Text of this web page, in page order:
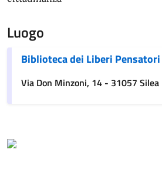
Luogo
Biblioteca dei Liberi Pensatori
Via Don Minzoni, 14 - 31057 Silea